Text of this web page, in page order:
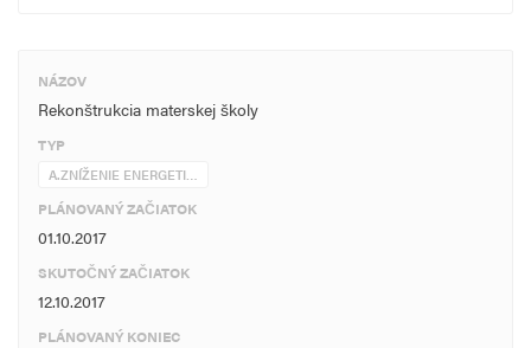
NÁZOV
Rekonštrukcia materskej školy
TYP
A.ZNÍŽENIE ENERGETI…
PLÁNOVANÝ ZAČIATOK
01.10.2017
SKUTOČNÝ ZAČIATOK
12.10.2017
PLÁNOVANÝ KONIEC